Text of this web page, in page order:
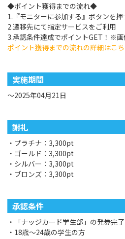
◆ポイント獲得までの流れ◆
1.『モニターに参加する』ボタンを押
2.遷移先にて指定サービスをご利用
3.承認条件達成でポイントGET！※
ポイント獲得までの流れの詳細はこ
実施期間
～2025年04月21日
謝礼
・プラチナ：3,300pt
・ゴールド：3,300pt
・シルバー：3,300pt
・ブロンズ：3,300pt
承認条件
・「ナッジカード学生部」の発券完了
・18歳～24歳の学生の方